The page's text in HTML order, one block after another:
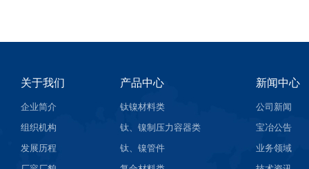
关于我们
企业简介
组织机构
发展历程
产品中心
钛镍材料类
钛、镍制压力容器类
钛、镍管件
新闻中心
公司新闻
宝冶公告
业务领域